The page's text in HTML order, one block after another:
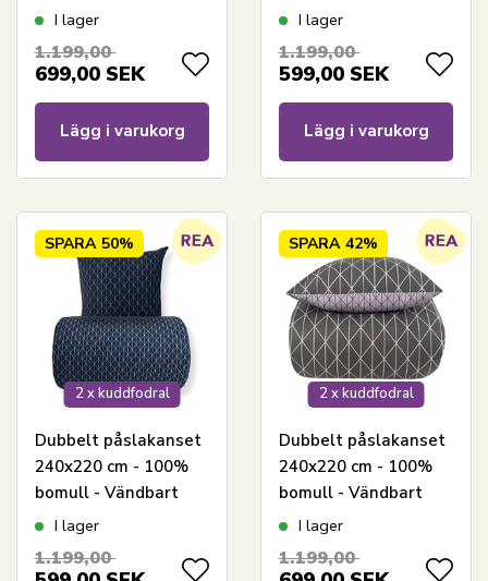
med gröna cirklar
I lager
1.199,00
699,00 SEK
Lägg i varukorg
Leopardmönster
I lager
1.199,00
599,00 SEK
Lägg i varukorg
2 x kuddfodral
SPARA 50%
Dubbelt påslakanset
240x220 cm - 100%
bomull - Vändbart
med blått harlequin-
I lager
1.199,00
2 x kuddfodral
SPARA 42%
Dubbelt påslakanset
240x220 cm - 100%
bomull - Vändbart
med grått
I lager
1.199,00